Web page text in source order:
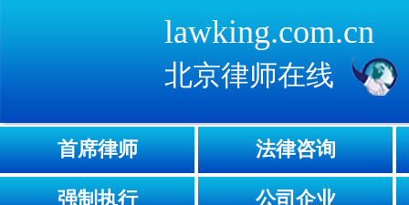
lawking.com.cn
北京律师在线
首席律师 法律咨询
强制执行 公司企业